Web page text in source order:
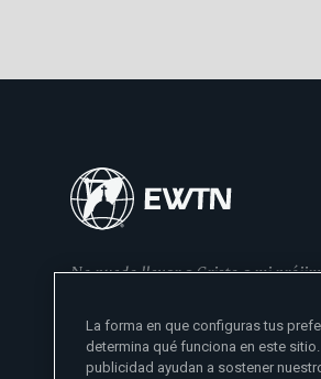
No puedo llevar a Cristo a mi
- Madre Angelica
La forma en que configuras tus
determina qué funciona en este
publicidad ayudan a sostener